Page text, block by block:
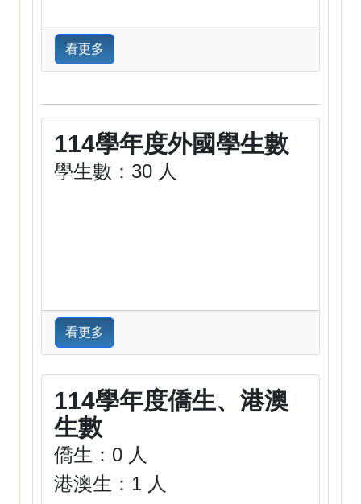
看更多
114學年度外國學生數
學生數：30 人
看更多
114學年度僑生、港澳
生數
僑生：0 人
港澳生：1 人